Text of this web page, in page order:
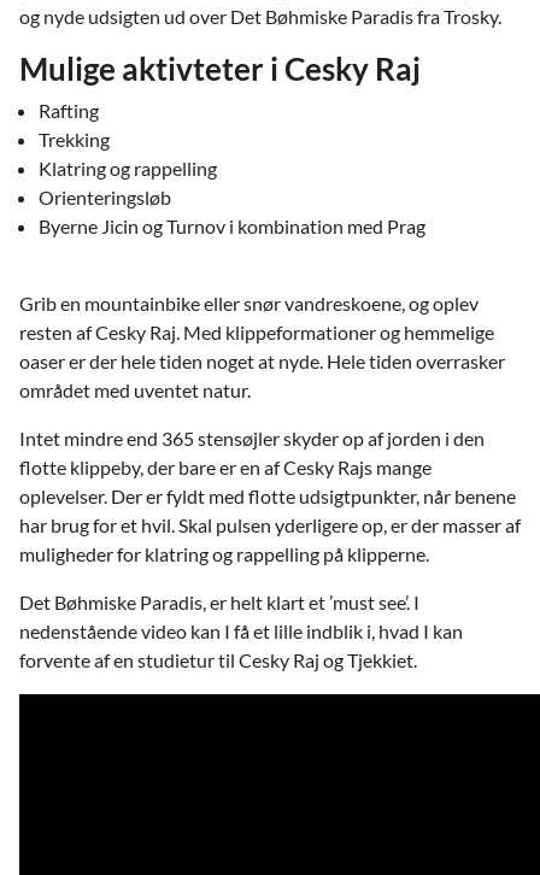
og nyde udsigten ud over Det Bøhmiske Paradis fra Trosky.
Mulige aktivteter i Cesky Raj
Rafting
Trekking
Klatring og rappelling
Orienteringsløb
Byerne Jicin og Turnov i kombination med Prag
Grib en mountainbike eller snør vandreskoene, og oplev
resten af Cesky Raj. Med klippeformationer og hemmelige
oaser er der hele tiden noget at nyde. Hele tiden overrasker
området med uventet natur.
Intet mindre end 365 stensøjler skyder op af jorden i den
flotte klippeby, der bare er en af Cesky Rajs mange
oplevelser. Der er fyldt med flotte udsigtpunkter, når benene
har brug for et hvil. Skal pulsen yderligere op, er der masser af
muligheder for klatring og rappelling på klipperne.
Det Bøhmiske Paradis, er helt klart et ’must see’. I
nedenstående video kan I få et lille indblik i, hvad I kan
forvente af en studietur til Cesky Raj og Tjekkiet.